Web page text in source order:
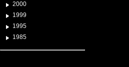
2000
1999
1995
1985